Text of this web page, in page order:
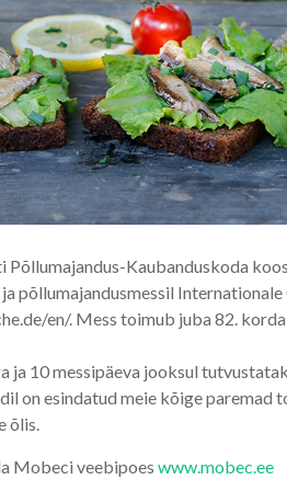
Põllumajandus-Kaubanduskoda
põllumajandusmessil
en/. Mess toimub juba 82.
ja 10 messipäeva jooksul
on esindatud meie kõige paremad
õlis.
Mobeci veebipoes www.mobec.ee